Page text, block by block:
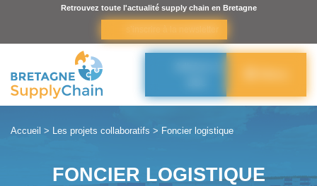
Retrouvez toute l'actualité supply chain en Bretagne
Accueil > Les projets collaboratifs > Foncier logistique
FONCIER LOGISTIQUE
Panneau de gestion des cookies